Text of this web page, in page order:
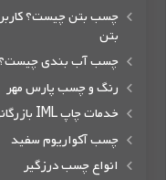
چسب بتن چیست؟
بتن
چسب آب بندی چیست؟
رنگ و چسب پارس مهر
خدمات چاپ IML بازرگانی خدیو
چسب آکواریوم سفید
انواع چسب درزگیر